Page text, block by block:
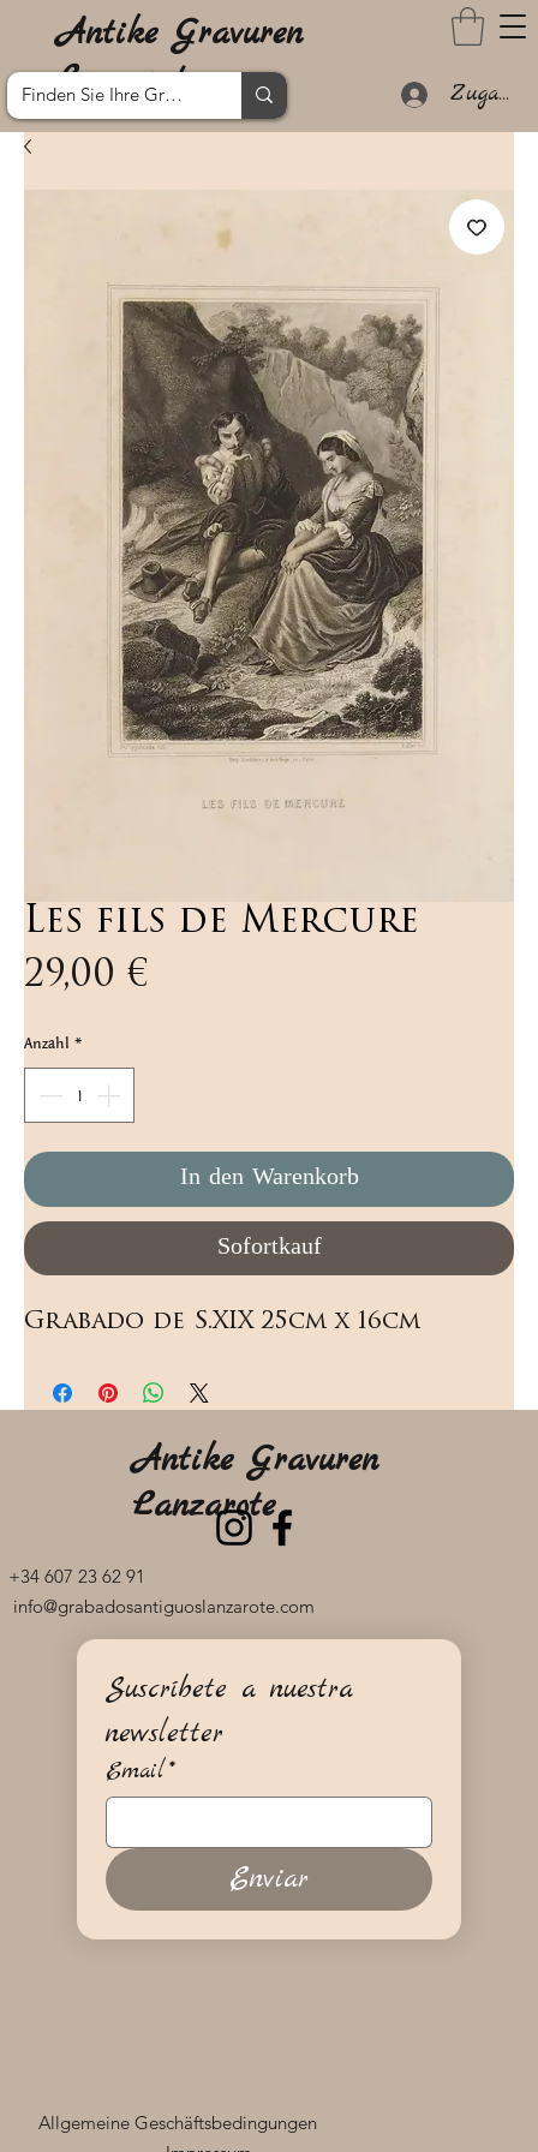
Antike Gravuren
Lanzarote
Zugang
Les fils de Mercure
29,00 €
Anzahl *
In den Warenkorb
Sofortkauf
Grabado de S.XIX 25cm x 16cm
+34 607 23 62 91
info@grabadosantiguoslanzarote.com
Antike Gravuren
Lanzarote
Allgemeine Geschäftsbedingungen
Suscríbete a nuestra
newsletter
Email*
Enviar